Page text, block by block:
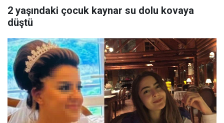
2 yaşındaki çocuk kaynar su dolu kovaya
düştü